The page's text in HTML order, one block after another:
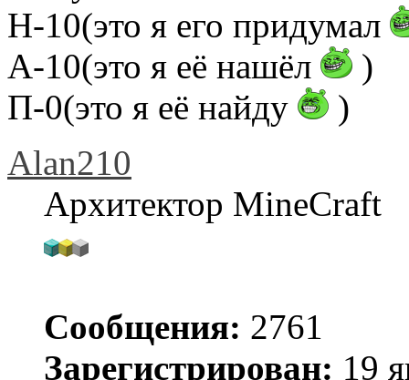
Н-10(это я его придумал
А-10(это я её нашёл
)
П-0(это я её найду
)
Alan210
Архитектор MineCraft
Сообщения: 2761
Зарегистрирован: 19